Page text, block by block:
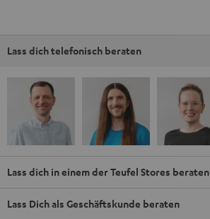
Lass dich telefonisch beraten
Lass dich in einem der Teufel Stores beraten
Lass Dich als Geschäftskunde beraten